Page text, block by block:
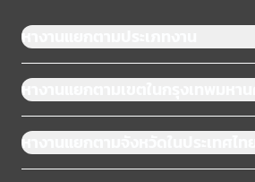
หางานแยกตามประเภทงาน
หางานแยกตามเขตในกรุงเทพมหานค
หางานแยกตามจังหวัดในประเทศไทย